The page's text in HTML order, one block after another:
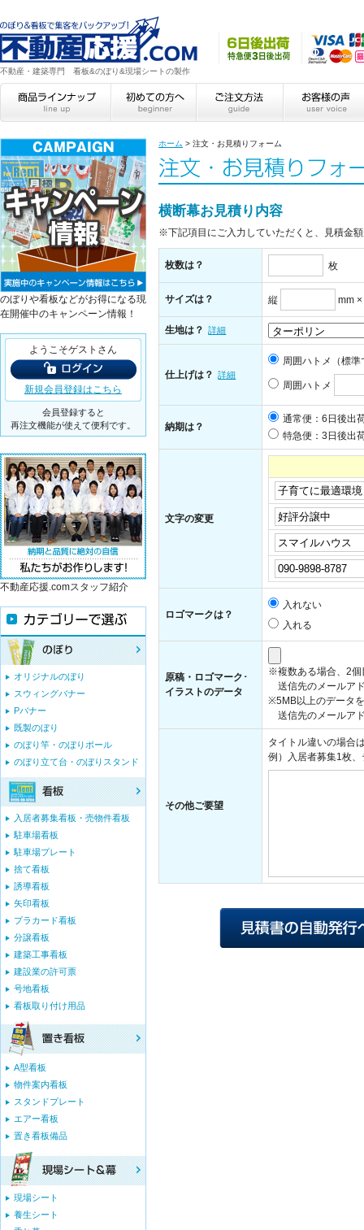
不動産・建築専門 看板&のぼり&現場シートの製作
ホーム > 注文・お見積りフォーム
横断幕お見積り内容
※下記項目にご入力していただくと、見積金
枚数は？ 枚
サイズは？ 縦 mm
生地は？ 詳細
仕上げは？ 詳細
周囲ハトメ（標
周囲ハトメ
納期は？
通常便：6日後出
特急便：3日後出
文字の変更
ロゴマークは？
入れない
入れる
原稿・ロゴマーク･
イラストのデータ
※複数ある場合、2個
送信先のメールア
※5MB以上のデータ
送信先のメールア
その他ご要望
タイトル違いの場合
例）入居者募集1枚
のぼりや看板などがお得になる現
在開催中のキャンペーン情報！
ようこそゲストさん
新規会員登録はこちら
会員登録すると
再注文機能が使えて便利です。
不動産応援.comスタッフ紹介
オリジナルのぼり
スウィングバナー
Pバナー
既製のぼり
のぼり竿・のぼりポール
のぼり立て台・のぼりスタンド
入居者募集看板・売物件看板
駐車場看板
駐車場プレート
捨て看板
誘導看板
矢印看板
プラカード看板
分譲看板
建築工事看板
建設業の許可票
号地看板
看板取り付け用品
A型看板
物件案内看板
スタンドプレート
エアー看板
置き看板備品
現場シート
養生シート